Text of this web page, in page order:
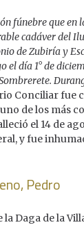
fúnebre que en
cadáver del
de Zubiría y
el día 1° de
Conciliar fue
de los más
el 14 de
y fue
Pedro
la Daga de la